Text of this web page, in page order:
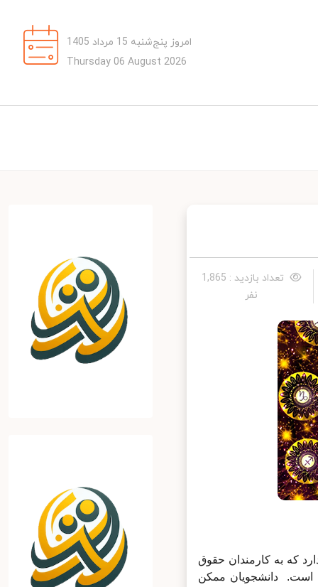
امروز پنج‌شنبه 15 مرداد 1405
Thursday 06 August 2026
تعداد بازدید : 1,865
نفر
به کارمندان حقوق
است. دانشجویان ممکن